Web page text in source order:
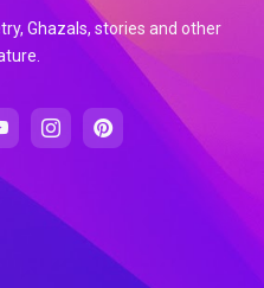
Ghazals, stories and other